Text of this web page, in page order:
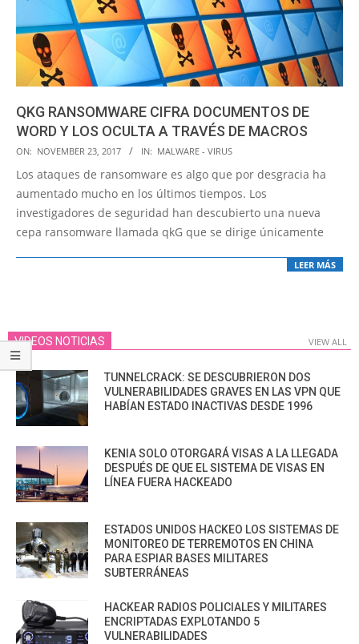
QKG RANSOMWARE CIFRA DOCUMENTOS DE
WORD Y LOS OCULTA A TRAVÉS DE MACROS
2017-
11-
23
ON: NOVEMBER 23, 2017 IN: MALWARE - VIRUS
Los ataques de ransomware es algo que por desgracia ha
aumentado mucho en los últimos tiempos. Los
investigadores de seguridad han descubierto una nueva
cepa ransomware llamada qkG que se dirige únicamente
LEER MÁS
VIDEOS NOTICIAS VIEW ALL
TUNNELCRACK: SE DESCUBRIERON DOS
VULNERABILIDADES GRAVES EN LAS VPN QUE
HABÍAN ESTADO INACTIVAS DESDE 1996
KENIA SOLO OTORGARÁ VISAS A LA LLEGADA
DESPUÉS DE QUE EL SISTEMA DE VISAS EN
LÍNEA FUERA HACKEADO
ESTADOS UNIDOS HACKEO LOS SISTEMAS DE
MONITOREO DE TERREMOTOS EN CHINA
PARA ESPIAR BASES MILITARES
SUBTERRÁNEAS
HACKEAR RADIOS POLICIALES Y MILITARES
ENCRIPTADAS EXPLOTANDO 5
VULNERABILIDADES